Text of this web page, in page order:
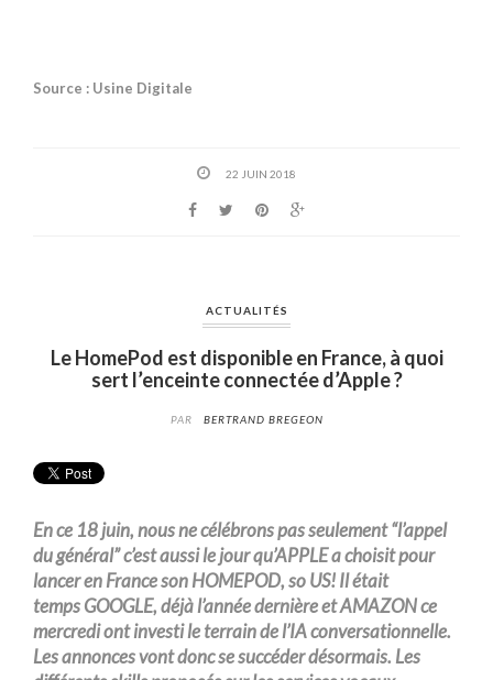
Source : Usine Digitale
22 JUIN 2018
ACTUALITÉS
Le HomePod est disponible en France, à quoi
sert l’enceinte connectée d’Apple ?
PAR BERTRAND BREGEON
En ce 18 juin, nous necélébronspas seulement “l’appel
du général” c’est aussi le jour qu’APPLEa choisitpour
lancer en France sonHOMEPOD,soUS!Il était
tempsGOOGLE,déjà l’année dernière etAMAZONce
mercredi ont investi le terrain de l’IAconversationnelle.
Les annonces vont donc se succéder désormais. Les